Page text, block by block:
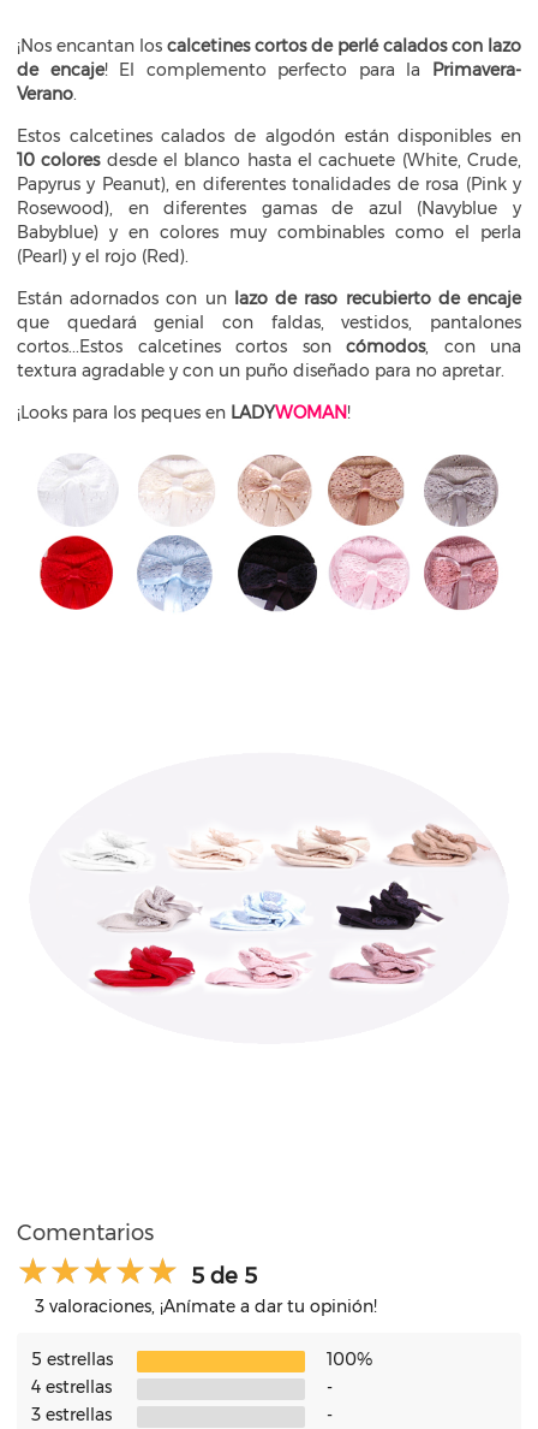
¡Nos encantan los calcetines cortos de perlé calados con lazo
de encaje! El complemento perfecto para la Primavera-
Verano.
Estos calcetines calados de algodón están disponibles en
10 coloresdesde el blanco hasta el cachuete (White, Crude,
Papyrus y Peanut), en diferentes tonalidades de rosa (Pink y
Rosewood), en diferentes gamas de azul (Navyblue y
Babyblue) y en colores muy combinables como el perla
(Pearl) y el rojo (Red).
Están adornados con un lazo de raso recubierto de encaje
que quedará genial con faldas, vestidos, pantalones
cortos...Estos calcetines cortos son cómodos, con una
textura agradable y con un puño diseñado para no apretar.
¡Looks para los peques en LADYWOMAN!
Comentarios
5 de 5
3 valoraciones, ¡Anímate a dar tu opinión!
5 estrellas
100%
4 estrellas
-
3 estrellas
-